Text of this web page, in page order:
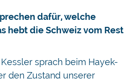
dafür, welche
hebt die Schweiz vom Rest
sprach beim Hayek-
den Zustand unserer